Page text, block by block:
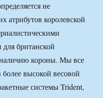
не
атрибутов королевской
британской
короны. Мы все
высокой весовой
системы Trident,